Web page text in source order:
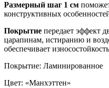
Размерный шаг 1 см
конструктивных
Покрытие передает эффект
царапинам, истиранию и
обеспечивает
Покрытие: Ламинированное
Цвет: «Манхэттен»